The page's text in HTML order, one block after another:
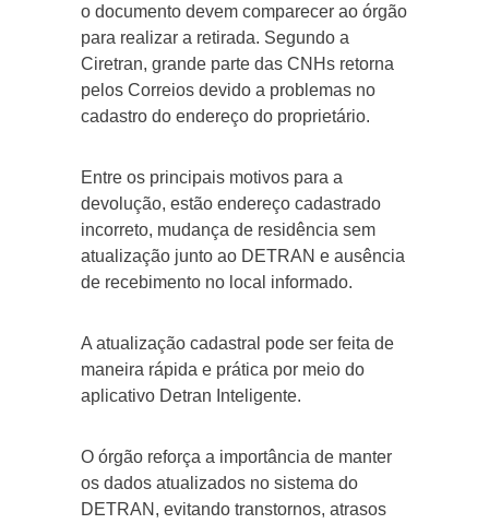
o documento devem comparecer ao órgão
para realizar a retirada. Segundo a
Ciretran, grande parte das CNHs retorna
pelos Correios devido a problemas no
cadastro do endereço do proprietário.
Entre os principais motivos para a
devolução, estão endereço cadastrado
incorreto, mudança de residência sem
atualização junto ao DETRAN e ausência
de recebimento no local informado.
A atualização cadastral pode ser feita de
maneira rápida e prática por meio do
aplicativo Detran Inteligente.
O órgão reforça a importância de manter
os dados atualizados no sistema do
DETRAN, evitando transtornos, atrasos